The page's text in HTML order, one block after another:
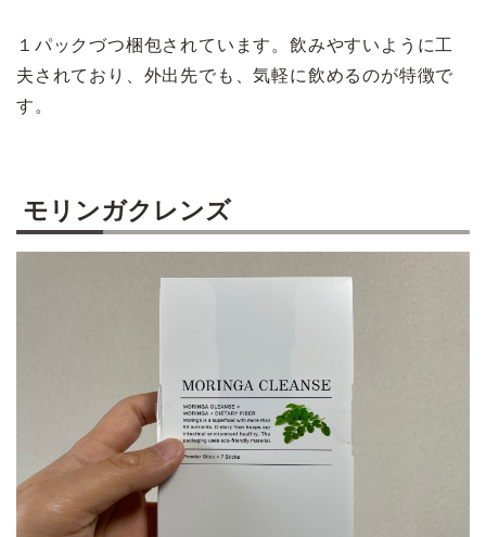
１パックづつ梱包されています。飲みやすいように工
夫されており、外出先でも、気軽に飲めるのが特徴で
す。
モリンガクレンズ